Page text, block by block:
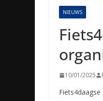
NIEUWS
10/01/2025